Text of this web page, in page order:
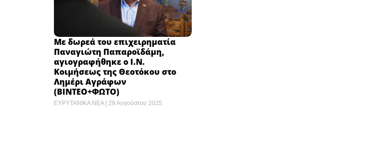
Με δωρεά του επιχειρηματία
Παναγιώτη Παπαροϊδάμη,
αγιογραφήθηκε ο Ι.Ν.
Κοιμήσεως της Θεοτόκου στο
Λημέρι Αγράφων
(ΒΙΝΤΕΟ+ΦΩΤΟ)
ΕΥΡΥΤΑΝΙΚΑ ΝΕΑ 29 Αυγούστου 2025